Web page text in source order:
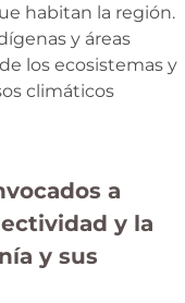
habitan la región.
y áreas
los ecosistemas y
climáticos
a
y la
y sus